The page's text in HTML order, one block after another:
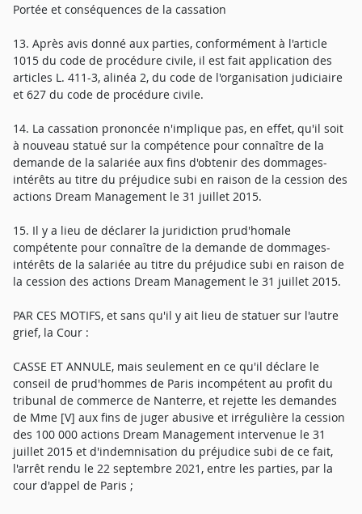
Portée et conséquences de la cassation
13. Après avis donné aux parties, conformément à l'article
1015 du code de procédure civile, il est fait application des
articles L. 411-3, alinéa 2, du code de l'organisation judiciaire
et 627 du code de procédure civile.
14. La cassation prononcée n'implique pas, en effet, qu'il soit
à nouveau statué sur la compétence pour connaître de la
demande de la salariée aux fins d'obtenir des dommages-
intérêts au titre du préjudice subi en raison de la cession des
actions Dream Management le 31 juillet 2015.
15. Il y a lieu de déclarer la juridiction prud'homale
compétente pour connaître de la demande de dommages-
intérêts de la salariée au titre du préjudice subi en raison de
la cession des actions Dream Management le 31 juillet 2015.
PAR CES MOTIFS, et sans qu'il y ait lieu de statuer sur l'autre
grief, la Cour :
CASSE ET ANNULE, mais seulement en ce qu'il déclare le
conseil de prud'hommes de Paris incompétent au profit du
tribunal de commerce de Nanterre, et rejette les demandes
de Mme [V] aux fins de juger abusive et irrégulière la cession
des 100 000 actions Dream Management intervenue le 31
juillet 2015 et d'indemnisation du préjudice subi de ce fait,
l'arrêt rendu le 22 septembre 2021, entre les parties, par la
cour d'appel de Paris ;